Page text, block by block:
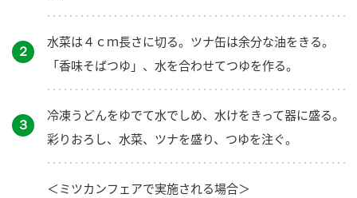
２
水菜は４ｃｍ長さに切る。ツナ缶は余分な油をきる。
「香味そばつゆ」、水を合わせてつゆを作る。
３
冷凍うどんをゆでて水でしめ、水けをきって器に盛る。
彩りおろし、水菜、ツナを盛り、つゆを注ぐ。
＜ミツカンフェアで実施される場合＞